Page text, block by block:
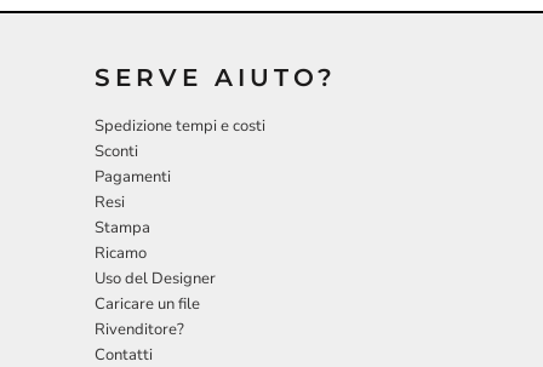
SERVE AIUTO?
Spedizione tempi e costi
Sconti
Pagamenti
Resi
Stampa
Ricamo
Uso del Designer
Caricare un file
Rivenditore?
Contatti